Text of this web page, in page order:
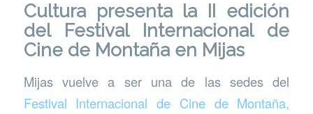
Cultura presenta la II edición
del Festival Internacional de
Cine de Montaña en Mijas
Mijas vuelve a ser una de las sedes del
Festival Internacional de Cine de Montaña,